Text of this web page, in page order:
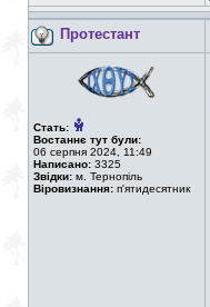
Протестант
Стать:
Востаннє тут були:
06 серпня 2024, 11:49
Написано: 3325
Звідки: м. Тернопіль
Віровизнання: п'ятидесятник